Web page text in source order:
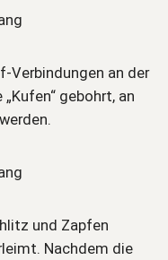
Verbindungen an der
gebohrt, an
und Zapfen
Nachdem die